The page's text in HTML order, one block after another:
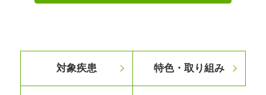
対象疾患 特色・取り組み